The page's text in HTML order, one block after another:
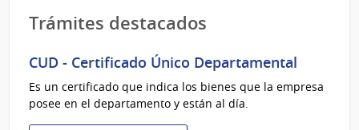
Trámites destacados
CUD - Certificado Único Departamental
Es un certificado que indica los bienes que la empresa
posee en el departamento y están al día.